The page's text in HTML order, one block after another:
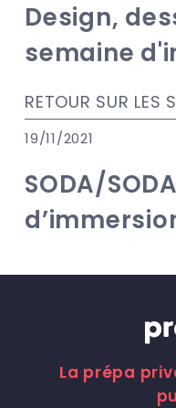
Design,
semaine
RETOUR SUR LES
19/11/2021
SODA/
La prépa